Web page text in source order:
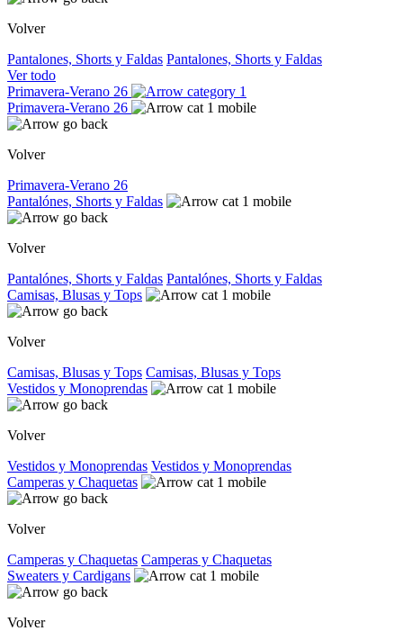
Volver
Pantalones, Shorts y Faldas Pantalones, Shorts y Faldas
Ver todo
Primavera-Verano 26
Primavera-Verano 26
Volver
Primavera-Verano 26
Pantalónes, Shorts y Faldas
Volver
Pantalónes, Shorts y Faldas Pantalónes, Shorts y Faldas
Camisas, Blusas y Tops
Volver
Camisas, Blusas y Tops Camisas, Blusas y Tops
Vestidos y Monoprendas
Volver
Vestidos y Monoprendas Vestidos y Monoprendas
Camperas y Chaquetas
Volver
Camperas y Chaquetas Camperas y Chaquetas
Sweaters y Cardigans
Volver